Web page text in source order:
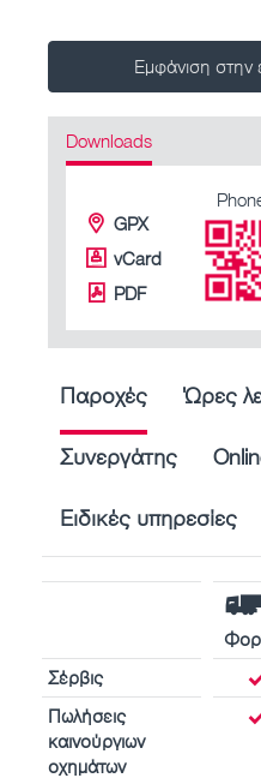
Εμφάνιση
Downloads
GPX
vCard
PDF
Παροχές Ώρες
Συνεργάτης
Ειδικές υπηρεσίες
Σέρβις
Πωλήσεις
καινούργιων
οχημάτων